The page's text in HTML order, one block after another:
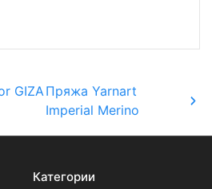
GIZAПряжа Yarnart
Imperial Merino
Категории